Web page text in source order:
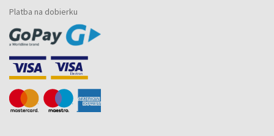
Platba na dobierku